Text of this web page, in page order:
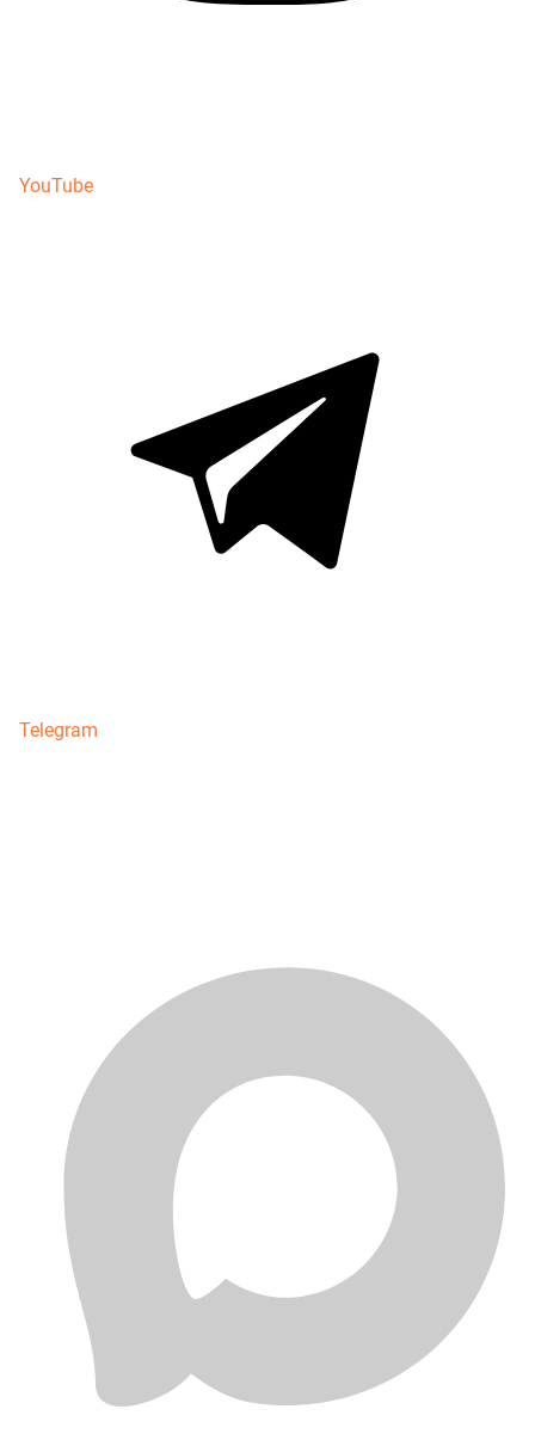
YouTube
Telegram